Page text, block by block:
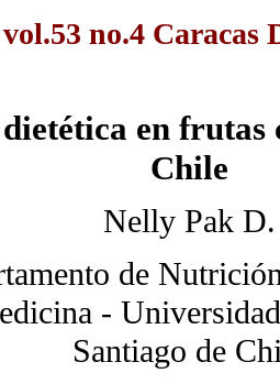
no.4 Caracas
en frutas
Chile
Nelly Pak D.
de
-
Santiago de